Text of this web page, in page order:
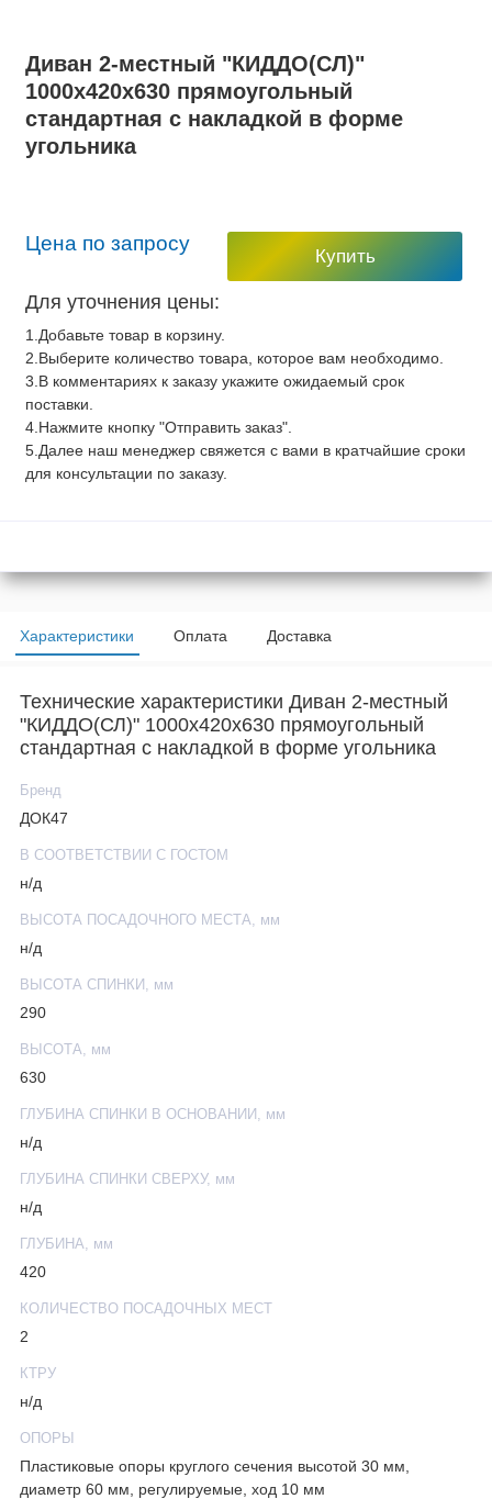
Диван 2-местный "КИДДО(СЛ)"
1000х420х630 прямоугольный
стандартная c накладкой в форме
угольника
Цена по запросу
Купить
Для уточнения цены:
1.Добавьте товар в корзину.
2.Выберите количество товара, которое вам необходимо.
3.В комментариях к заказу укажите ожидаемый срок
поставки.
4.Нажмите кнопку "Отправить заказ".
5.Далее наш менеджер свяжется с вами в кратчайшие сроки
для консультации по заказу.
Характеристики Оплата Доставка
Технические характеристики Диван 2-местный
"КИДДО(СЛ)" 1000х420х630 прямоугольный
стандартная c накладкой в форме угольника
Бренд
ДОК47
В СООТВЕТСТВИИ С ГОСТОМ
н/д
ВЫСОТА ПОСАДОЧНОГО МЕСТА, мм
н/д
ВЫСОТА СПИНКИ, мм
290
ВЫСОТА, мм
630
ГЛУБИНА СПИНКИ В ОСНОВАНИИ, мм
н/д
ГЛУБИНА СПИНКИ СВЕРХУ, мм
н/д
ГЛУБИНА, мм
420
КОЛИЧЕСТВО ПОСАДОЧНЫХ МЕСТ
2
КТРУ
н/д
ОПОРЫ
Пластиковые опоры круглого сечения высотой 30 мм,
диаметр 60 мм, регулируемые, ход 10 мм